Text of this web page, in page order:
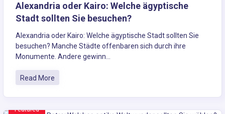
Alexandria oder Kairo: Welche ägyptische
Stadt sollten Sie besuchen?
Alexandria oder Kairo: Welche ägyptische Stadt sollten Sie
besuchen? Manche Städte offenbaren sich durch ihre
Monumente. Andere gewinn...
Read More
Featured